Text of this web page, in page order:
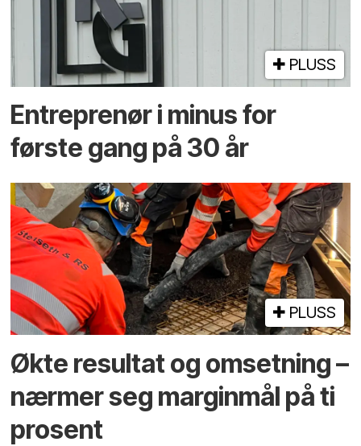
PLUSS
Entreprenør i minus for
første gang på 30 år
PLUSS
Økte resultat og omsetning –
nærmer seg marginmål på ti
prosent